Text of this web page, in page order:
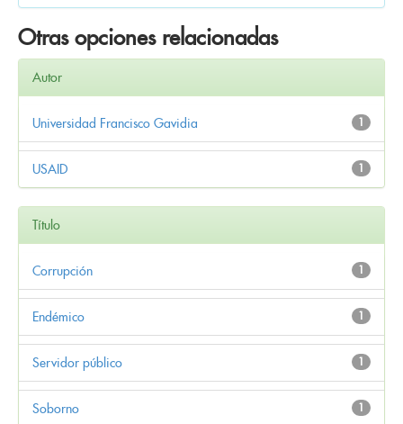
Otras opciones relacionadas
Autor
1
Universidad Francisco Gavidia
1
USAID
Título
1
Corrupción
1
Endémico
1
Servidor público
1
Soborno